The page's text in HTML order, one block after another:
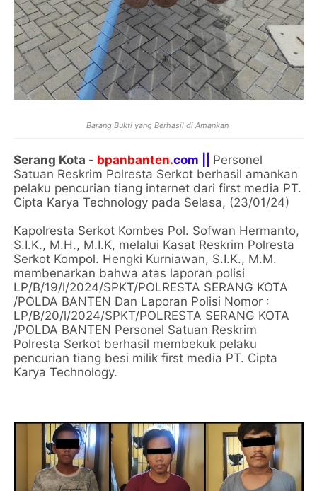
Barang Bukti yang Berhasil di Amankan
Serang Kota - bpanbanten.com || Personel
Satuan Reskrim Polresta Serkot berhasil amankan
pelaku pencurian tiang internet dari first media PT.
Cipta Karya Technology pada Selasa, (23/01/24)
Kapolresta Serkot Kombes Pol. Sofwan Hermanto,
S.I.K., M.H., M.I.K, melalui Kasat Reskrim Polresta
Serkot Kompol. Hengki Kurniawan, S.I.K., M.M.
membenarkan bahwa atas laporan polisi
LP/B/19/l/2024/SPKT/POLRESTA SERANG KOTA
/POLDA BANTEN Dan Laporan Polisi Nomor :
LP/B/20/l/2024/SPKT/POLRESTA SERANG KOTA
/POLDA BANTEN Personel Satuan Reskrim
Polresta Serkot berhasil membekuk pelaku
pencurian tiang besi milik first media PT. Cipta
Karya Technology.